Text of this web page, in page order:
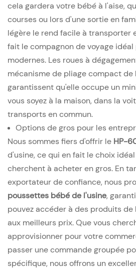
cela gardera votre bébé à l'aise,
courses ou lors d'une sortie en
légère le rend facile à transporter
fait le compagnon de voyage
modernes. Les roues à
mécanisme de pliage compact de
garantissent qu'elle occupe un
vous soyez à la maison, dans la
transports en commun.
Options de gros pour les
Nous sommes fiers d'offrir le HP-
d'usine, ce qui en fait le choix
cherchent à acheter en gros. En
exportateur de confiance, nous
poussettes bébé de l'usine,
pouvez accéder à des produits
aux meilleurs prix. Que vous
approvisionner pour votre
passer une commande groupée
spécifique, nous offrons un